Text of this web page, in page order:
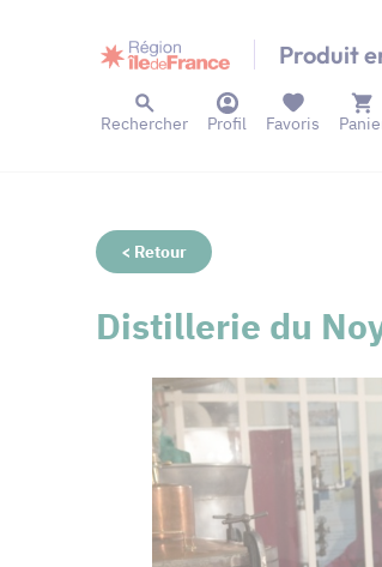
Produit
Rechercher Profil Favoris
< Retour
Distillerie du